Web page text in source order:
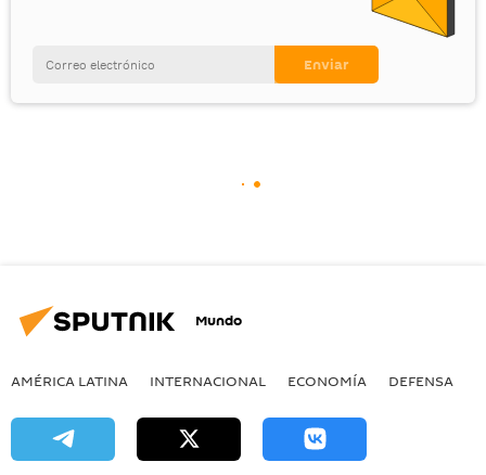
Mundo
AMÉRICA LATINA INTERNACIONAL ECONOMÍA DEFENSA